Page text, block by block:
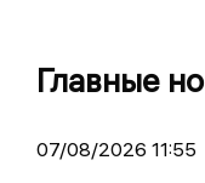
Главные
07/08/2026 11:55